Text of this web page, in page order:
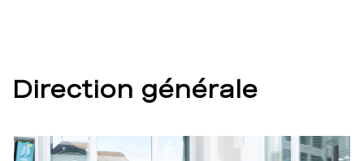
Direction générale